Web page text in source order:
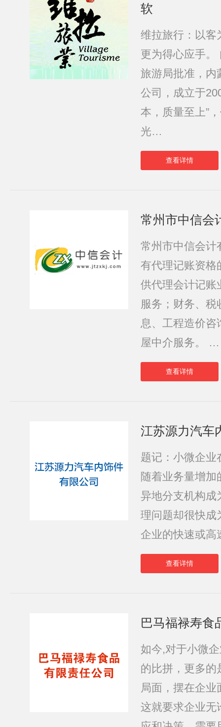
软
维拉旅行：以客
更为得心应手。
旅游局批准，内
公司，成立于
本，质量至上”
光…
查看详情
常州市中信会
常州市中信会计
有代理记账资格
供代理会计记账
服务；财务、
息、工程造价咨
屋中介服务。 …
查看详情
江苏源力汽车
题记：小微企业
随着业务量增
异地分支机构成
理问题却很快成
企业的快速或
查看详情
巴马福禄寿食
如今,对于小微
的比拼，更多的
局面，摆在企
这就要求企业无